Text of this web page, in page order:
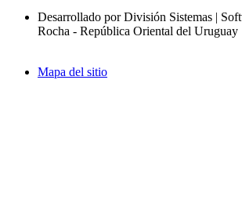
Desarrollado por División Sistemas |
Rocha - República Oriental del Uruguay
Mapa del sitio